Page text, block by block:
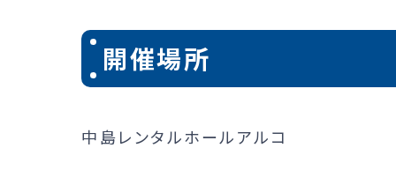
開催場所
中島レンタルホールアルコ